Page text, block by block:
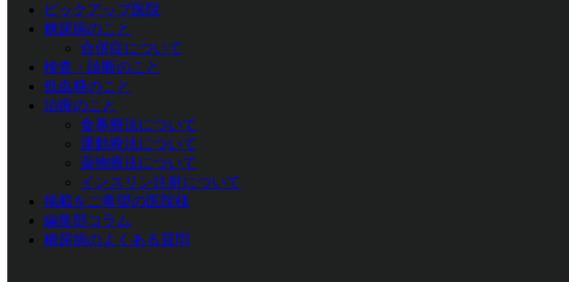
ピックアップ医院
糖尿病のこと
合併症について
検査・診断のこと
低血糖のこと
治療のこと
食事療法について
運動療法について
薬物療法について
インスリン注射について
掲載をご希望の医院様
編集部コラム
糖尿病のよくある質問